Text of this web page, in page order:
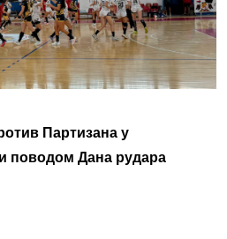
Партизана у
поводом Дана рудара